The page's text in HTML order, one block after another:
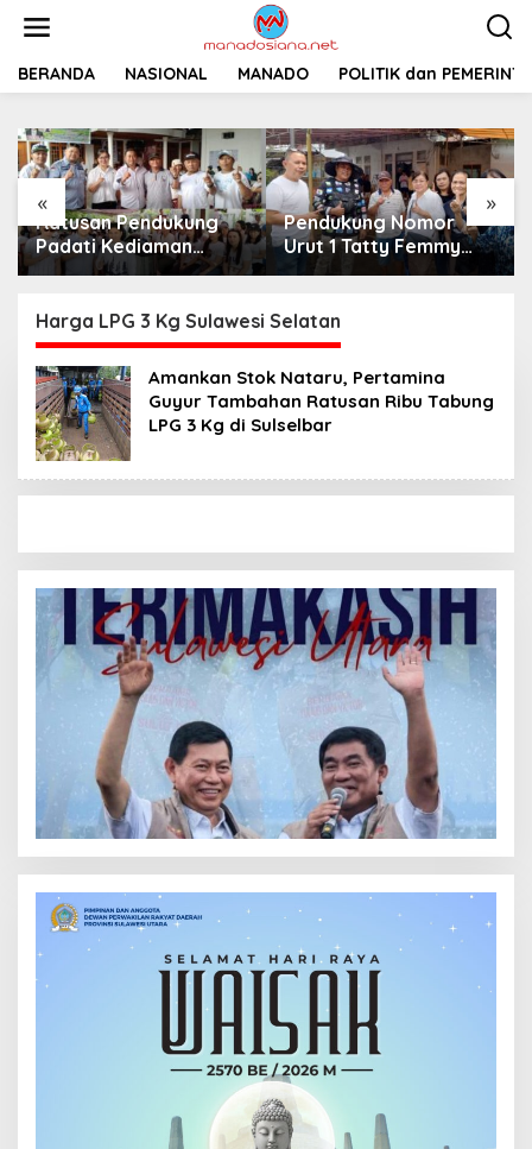
t
BERANDA NASIONAL MANADO POLITIK dan
« »
Ratusan Pendukung
Padati Kediaman
Cristy Toar Nomor
Dukungan Penuh
Kepada Calon Hukum
Tua Walantakan
Pendukung Nomor
Urut 1 Tatty Femmy
Pangkey Berikan
Pemaparan Visi dan
Misi di Desa Waleure
Harga LPG 3 Kg Sulawesi Selatan
Amankan Stok Nataru, Pertamina
Guyur Tambahan Ratusan Ribu Tabung
LPG 3 Kg di Sulselbar